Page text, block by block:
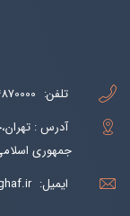
تلفن:
آدرس :
جمهوری
ایمیل: